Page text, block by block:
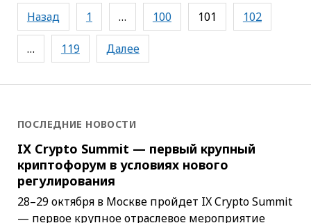
ПОСЛЕДНИЕ НОВОСТИ
IX Crypto Summit — первый крупный
криптофорум в условиях нового
регулирования
28–29 октября в Москве пройдет IX Crypto Summit
— первое крупное отраслевое мероприятие
Навигация
по
записям
Назад 1 … 100 101 102
… 119 Далее